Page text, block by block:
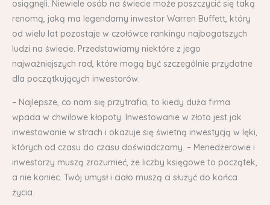
osiągnęli. Niewiele osób na świecie może poszczycić się taką
renomą, jaką ma legendarny inwestor Warren Buffett, który
od wielu lat pozostaje w czołówce rankingu najbogatszych
ludzi na świecie. Przedstawiamy niektóre z jego
najważniejszych rad, które mogą być szczególnie przydatne
dla początkujących inwestorów.
– Najlepsze, co nam się przytrafia, to kiedy duża firma
wpada w chwilowe kłopoty. Inwestowanie w złoto jest jak
inwestowanie w strach i okazuje się świetną inwestycją w lęki,
których od czasu do czasu doświadczamy. – Menedżerowie i
inwestorzy muszą zrozumieć, że liczby księgowe to początek,
a nie koniec. Twój umysł i ciało muszą ci służyć do końca
życia.